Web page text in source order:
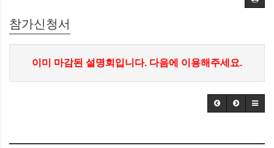
참가신청서
이미 마감된 설명회입니다. 다음에 이용해주세요.